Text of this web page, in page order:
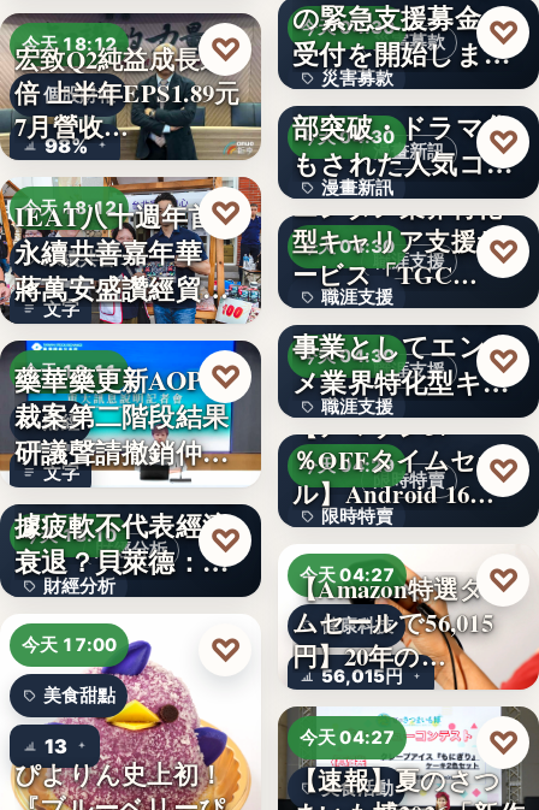
今天 18:12
個股財報
98%
宏致Q2純益成長近1
倍 上半年EPS1.89元
7月營收…
♡
今天 18:12
永續共善
文字
IEAT八十週年首辦
永續共善嘉年華
蔣萬安盛讚經貿公
益打…
♡
今天 18:11
財經
文字
藥華藥更新AOP仲
裁案第二階段結果
研議聲請撤銷仲裁
判斷
♡
財經分析
今天 18:10
財經分析
文字
美國7月非農就業數
據疲軟不代表經濟
衰退？貝萊德：AI
正讓…
♡
今天 17:00
美食甜點
13
ぴよりん史上初！
♡
60
災害募款
今天 04:30
災害募款
文字
の緊急支援募金の
受付を開始しまし
た
♡
漫畫新訊
今天 04:30
漫畫新訊
文字
シリーズ累計40万
部突破・ドラマ化
もされた人気コミ
ック！…
♡
職涯支援
今天 04:30
職涯支援
330,000
エンタメ業界特化
型キャリア支援サ
ービス「TGC…
♡
職涯支援
今天 04:30
職涯支援
文字
W TOKYO、新規
事業としてエンタ
メ業界特化型キャ
リア…
♡
限時特賣
今天 04:29
限時特賣
15,800円
【アマゾン37
％OFFタイムセー
ル】Android 16…
♡
今天 04:27
健康科技
56,015円
【Amazon特選タイ
ムセールで56,015
円】20年の…
♡
今天 04:27
美食活動
【速報】夏のさつ
♡